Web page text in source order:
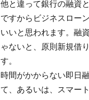
他と違って銀行の融資
ですからビジネスロー
いいと思われます。融
ゃないと、原則新規借
す。
時間がかからない即日
て、あるいは、スマー